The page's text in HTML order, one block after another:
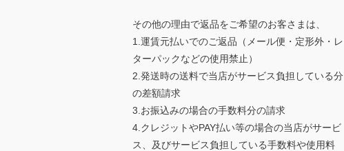
その他の理由で返品をご希望のお客さまは、
1.運賃元払いでのご返品（メール便・定形外・レ
ターパックなどの使用禁止）
2.発送時の送料で当店がサービス負担している分
の差額請求
3.お振込みの場合の手数料分の請求
4.クレジットやPAY払い等の場合の当店がサービ
ス、及びサービス負担している手数料や使用料